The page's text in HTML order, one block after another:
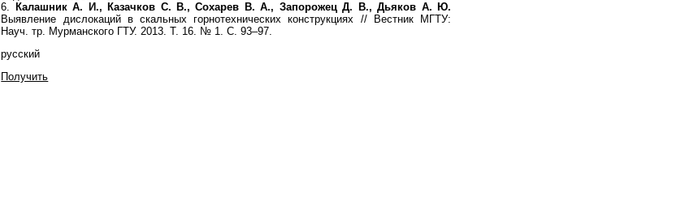
6. Калашник А. И., Казачков С. В., Сохарев В. А., Запорожец Д. В., Дьяков А. Ю.
Выявление дислокаций в скальных горнотехнических конструкциях // Вестник МГТУ:
Науч. тр. Мурманского ГТУ. 2013. Т. 16. № 1. С. 93–97.
русский
Получить